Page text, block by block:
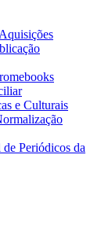
e Culturais
Periódicos da